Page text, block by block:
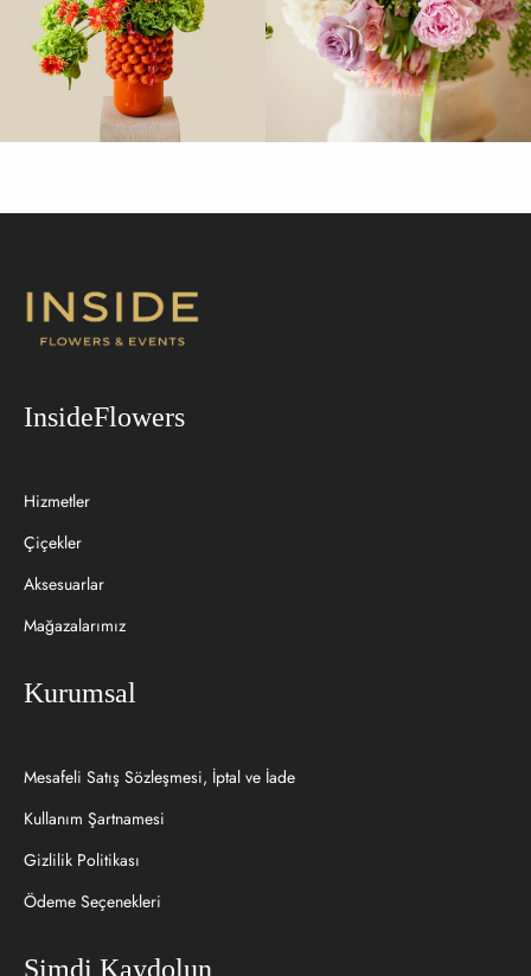
InsideFlowers
Hizmetler
Çiçekler
Aksesuarlar
Mağazalarımız
Kurumsal
Mesafeli Satış Sözleşmesi, İptal ve İade
Kullanım Şartnamesi
Gizlilik Politikası
Ödeme Seçenekleri
Şimdi Kaydolun